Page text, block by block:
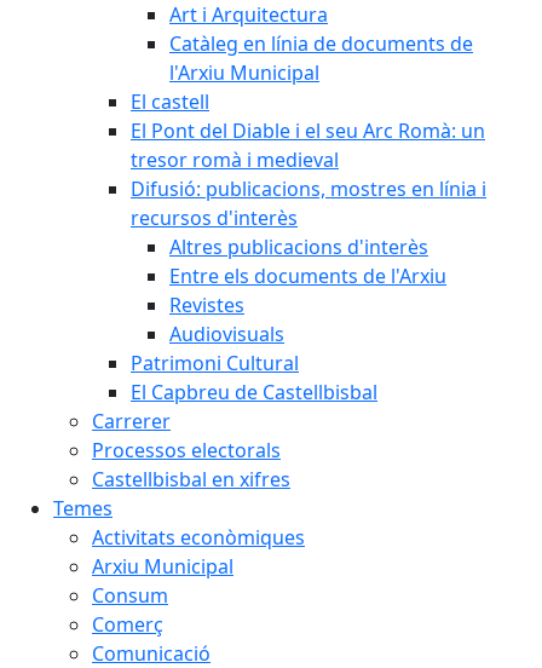
Art i Arquitectura
Catàleg en línia de documents de
l'Arxiu Municipal
El castell
El Pont del Diable i el seu Arc Romà: un
tresor romà i medieval
Difusió: publicacions, mostres en línia i
recursos d'interès
Altres publicacions d'interès
Entre els documents de l'Arxiu
Revistes
Audiovisuals
Patrimoni Cultural
El Capbreu de Castellbisbal
Carrerer
Processos electorals
Castellbisbal en xifres
Temes
Activitats econòmiques
Arxiu Municipal
Consum
Comerç
Comunicació